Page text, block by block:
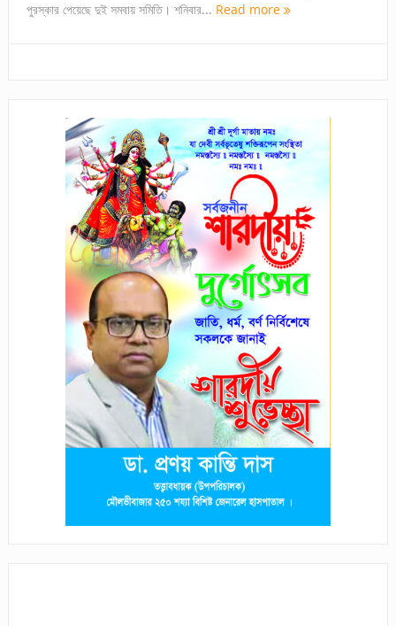
পুরস্কার পেয়েছে দুই সমবায় সমিতি। শনিবার... Read more